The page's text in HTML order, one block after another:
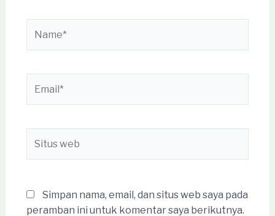
web
Simpan nama, email, dan situs web saya pada
peramban ini untuk komentar saya berikutnya.